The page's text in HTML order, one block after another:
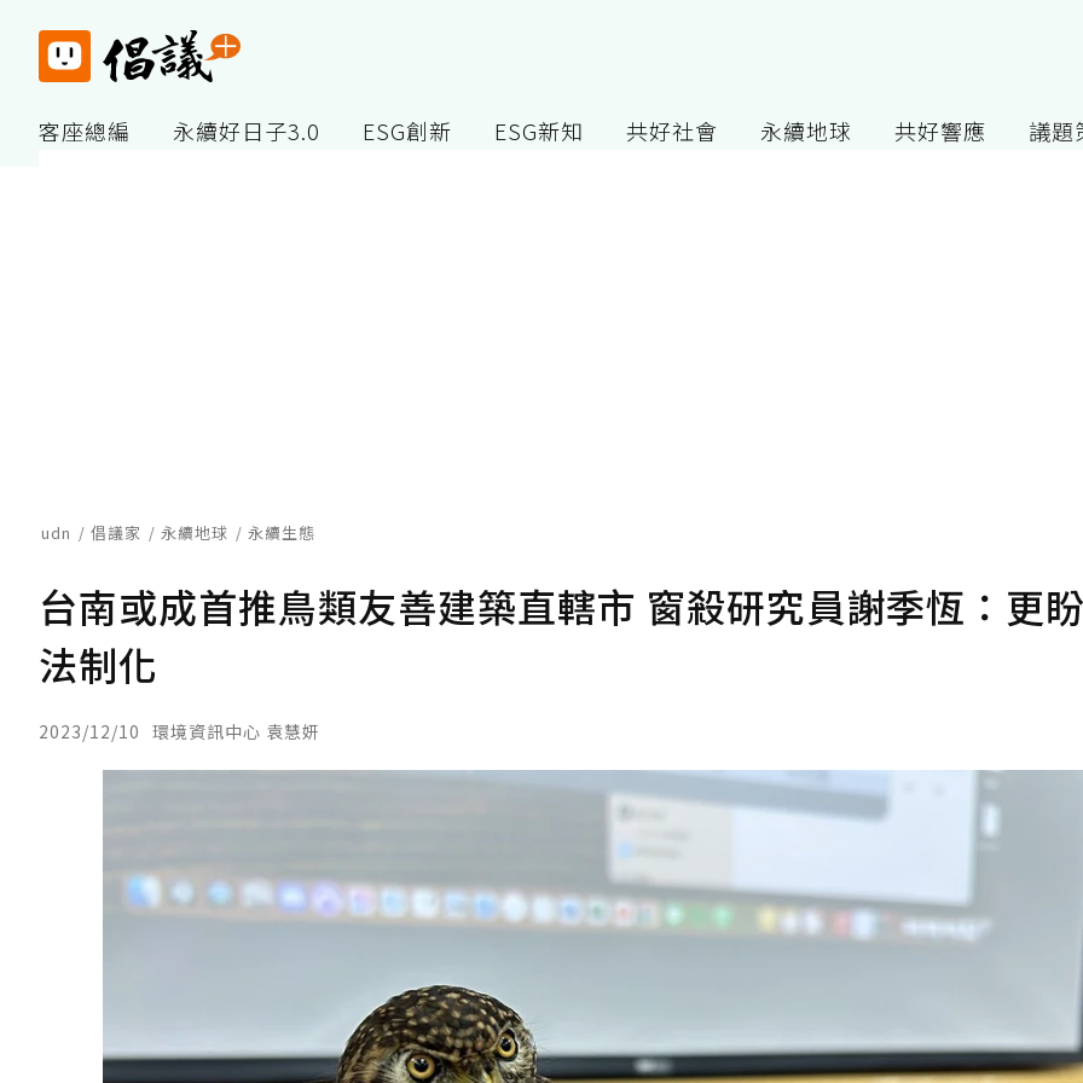
客座總編 永續好日子3.0 ESG創新 ESG新知 共好社會 永續地球 共好響應 議題
udn 倡議家 永續地球 永續生態
台南或成首推鳥類友善建築直轄市 窗殺研究員謝季恆：更
法制化
2023/12/10 環境資訊中心 袁慧妍